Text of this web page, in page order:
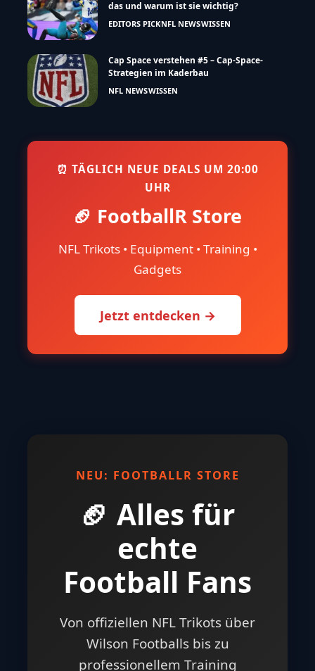
das und warum ist sie wichtig?
EDITORS PICKNFL NEWSWISSEN
Cap Space verstehen #5 – Cap-Space-
Strategien im Kaderbau
NFL NEWSWISSEN
⏰ TÄGLICH NEUE DEALS UM 20:00
UHR
🏈 FootballR Store
NFL Trikots • Equipment • Training •
Gadgets
Jetzt entdecken →
NEU: FOOTBALLR STORE
🏈 Alles für
echte
Football Fans
Von offiziellen NFL Trikots über
Wilson Footballs bis zu
professionellem Training